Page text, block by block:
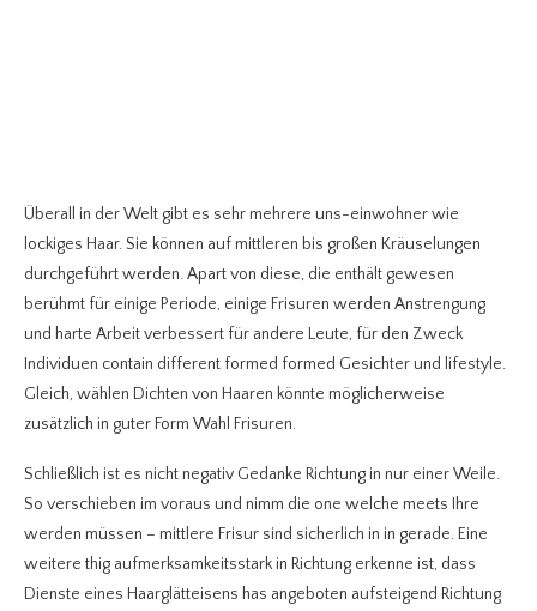
Überall in der Welt gibt es sehr mehrere uns-einwohner wie
lockiges Haar. Sie können auf mittleren bis großen Kräuselungen
durchgeführt werden. Apart von diese, die enthält gewesen
berühmt für einige Periode, einige Frisuren werden Anstrengung
und harte Arbeit verbessert für andere Leute, für den Zweck
Individuen contain different formed formed Gesichter und lifestyle.
Gleich, wählen Dichten von Haaren könnte möglicherweise
zusätzlich in guter Form Wahl Frisuren.
Schließlich ist es nicht negativ Gedanke Richtung in nur einer Weile.
So verschieben im voraus und nimm die one welche meets Ihre
werden müssen – mittlere Frisur sind sicherlich in in gerade. Eine
weitere thig aufmerksamkeitsstark in Richtung erkenne ist, dass
Dienste eines Haarglätteisens has angeboten aufsteigend Richtung